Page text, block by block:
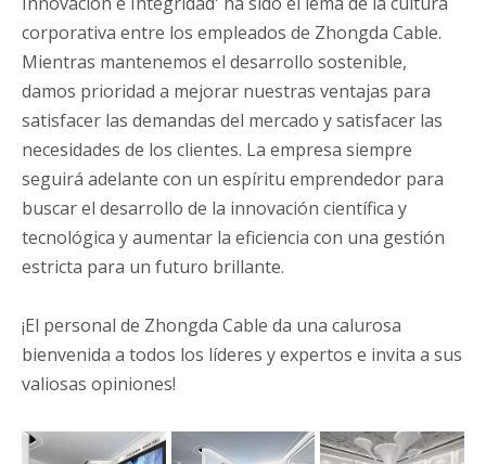
corporativa entre los empleados de Zhongda Cable.
Mientras mantenemos el desarrollo sostenible,
damos prioridad a mejorar nuestras ventajas para
satisfacer las demandas del mercado y satisfacer las
necesidades de los clientes. La empresa siempre
seguirá adelante con un espíritu emprendedor para
buscar el desarrollo de la innovación científica y
tecnológica y aumentar la eficiencia con una gestión
estricta para un futuro brillante.
¡El personal de Zhongda Cable da una calurosa
bienvenida a todos los líderes y expertos e invita a sus
valiosas opiniones!